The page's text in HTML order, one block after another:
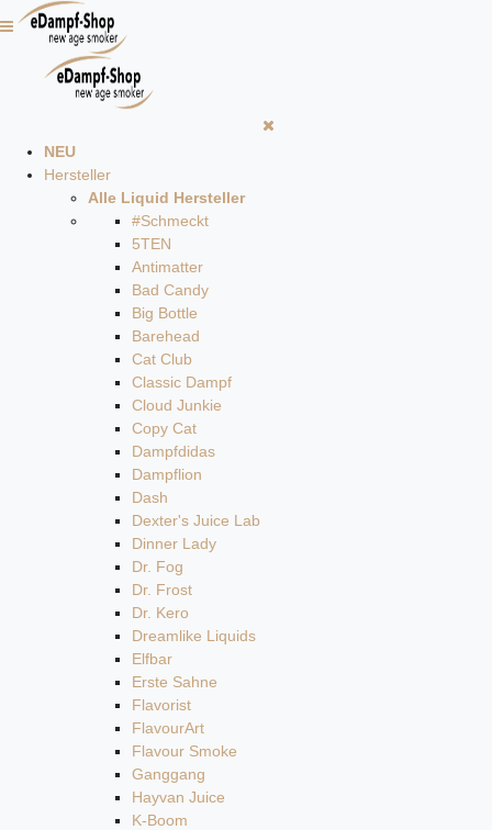
NEU
Hersteller
Alle Liquid Hersteller
#Schmeckt
5TEN
Antimatter
Bad Candy
Big Bottle
Barehead
Cat Club
Classic Dampf
Cloud Junkie
Copy Cat
Dampfdidas
Dampflion
Dash
Dexter's Juice Lab
Dinner Lady
Dr. Fog
Dr. Frost
Dr. Kero
Dreamlike Liquids
Elfbar
Erste Sahne
Flavorist
FlavourArt
Flavour Smoke
Ganggang
Hayvan Juice
K-Boom